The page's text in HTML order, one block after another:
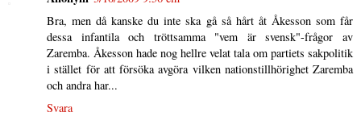
Bra, men då kanske du inte ska gå så hårt åt Åkesson som får
dessa infantila och tröttsamma "vem är svensk"-frågor av
Zaremba. Åkesson hade nog hellre velat tala om partiets sakpolitik
i stället för att försöka avgöra vilken nationstillhörighet Zaremba
och andra har...
Svara